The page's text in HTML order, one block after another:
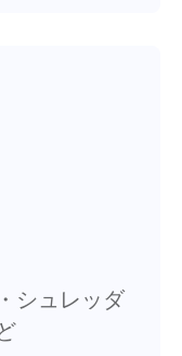
シュレッダ